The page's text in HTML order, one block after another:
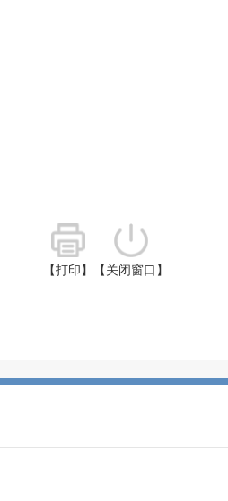
【打印】 【关闭窗口】